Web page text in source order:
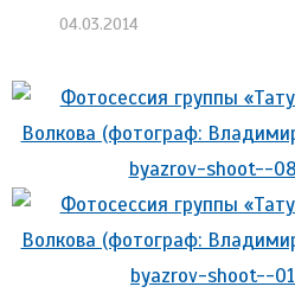
04.03.2014